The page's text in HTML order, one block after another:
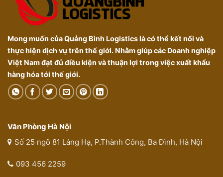
Mong muốn của Quảng Bình Logistics là có thể kết nối và
thực hiện dịch vụ trên thế giới. Nhằm giúp các Doanh nghiệp
Việt Nam đạt đủ điều kiện và thuận lợi trong việc xuất khẩu
hàng hóa tới thế giới.
Văn Phòng Hà Nội
Số 25 ngõ 81 Láng Hạ, P.Thành Công, Ba Đình, Hà Nội
093 456 2259